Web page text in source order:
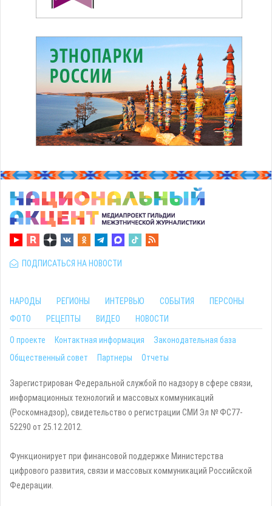
ПОДПИСАТЬСЯ НА НОВОСТИ
НАРОДЫ РЕГИОНЫ ИНТЕРВЬЮ СОБЫТИЯ
ПЕРСОНЫ
ФОТО
РЕЦЕПТЫ ВИДЕО НОВОСТИ
О проекте Контактная информация
Законодательная база
Общественный совет
Партнеры Отчеты
Зарегистрирован Федеральной службой по надзору в сфере связи,
информационных технологий и массовых коммуникаций
(Роскомнадзор), свидетельство о регистрации СМИ Эл № ФС77-
52290 от 25.12.2012.
Функционирует при финансовой поддержке Министерства
цифрового развития, связи и массовых коммуникаций Российской
Федерации.